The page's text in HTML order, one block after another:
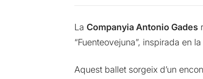
La Companyia Antonio Gades
“Fuenteovejuna”, inspirada en
Aquest ballet sorgeix d’un